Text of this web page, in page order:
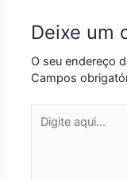
Deixe um
O seu endereço
Campos
aqui...